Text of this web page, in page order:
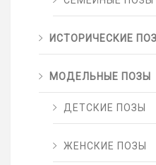
ИСТОРИЧЕСКИЕ
МОДЕЛЬНЫЕ ПОЗЫ
ДЕТСКИЕ ПОЗЫ
ЖЕНСКИЕ ПОЗЫ